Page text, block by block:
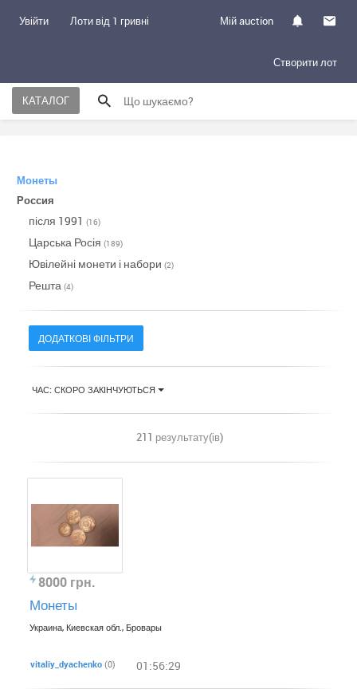
Увійти Лоти від 1 гривні Мій auction
Створити лот
КАТАЛОГ
Монеты
Россия
після 1991 (16)
Царська Росія (189)
Ювілейні монети і набори (2)
Решта (4)
ДОДАТКОВІ ФІЛЬТРИ
ЧАС: СКОРО ЗАКІНЧУЮТЬСЯ
211 результату(ів)
8000 грн.
Монеты
Украина, Киевская обл., Бровары
vіtalіy_dyachenko (0) 01:56:29